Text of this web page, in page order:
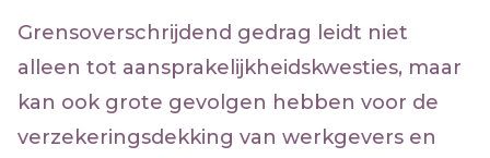
Grensoverschrijdend gedrag leidt niet
alleen tot aansprakelijkheidskwesties, maar
kan ook grote gevolgen hebben voor de
verzekeringsdekking van werkgevers en